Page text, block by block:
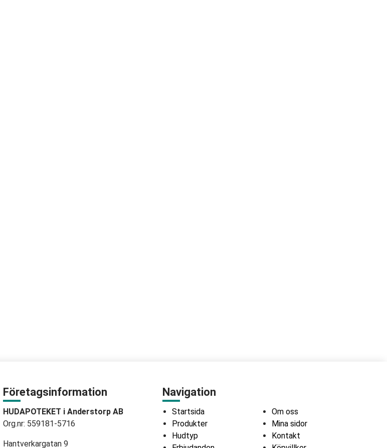
Företagsinformation
HUDAPOTEKET i Anderstorp AB
Org.nr: 559181-5716
Hantverkargatan 9
Navigation
Startsida
Produkter
Hudtyp
Om oss
Mina sidor
Kontakt